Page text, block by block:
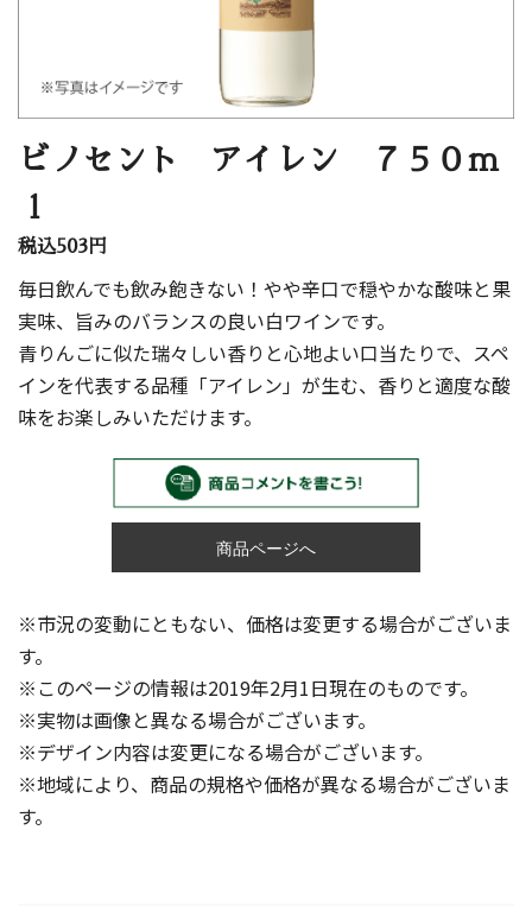
ビノセント アイレン ７５０ｍ
ｌ
税込503円
毎日飲んでも飲み飽きない！やや辛口で穏やかな酸味と果
実味、旨みのバランスの良い白ワインです。
青りんごに似た瑞々しい香りと心地よい口当たりで、スペ
インを代表する品種「アイレン」が生む、香りと適度な酸
味をお楽しみいただけます。
商品ページへ
※市況の変動にともない、価格は変更する場合がございま
す。
※このページの情報は2019年2月1日現在のものです。
※実物は画像と異なる場合がございます。
※デザイン内容は変更になる場合がございます。
※地域により、商品の規格や価格が異なる場合がございま
す。